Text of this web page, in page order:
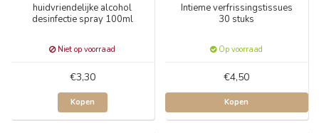
huidvriendelijke alcohol
desinfectie spray 100ml
Niet op voorraad
€3,30
Kopen
Intieme verfrissingstissues
30 stuks
Op voorraad
€4,50
Kopen